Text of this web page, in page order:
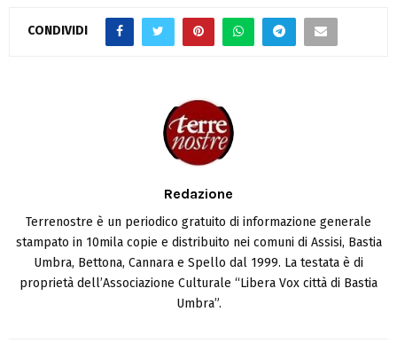
CONDIVIDI
Redazione
Terrenostre è un periodico gratuito di informazione generale
stampato in 10mila copie e distribuito nei comuni di Assisi, Bastia
Umbra, Bettona, Cannara e Spello dal 1999. La testata è di
proprietà dell’Associazione Culturale “Libera Vox città di Bastia
Umbra”.